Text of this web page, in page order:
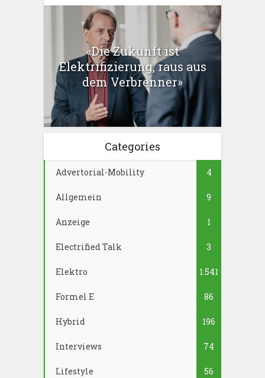
«Die Zukunft ist
Elektrifizierung, raus aus
dem Verbrenner»
Categories
Advertorial-Mobility 4
Allgemein 9
Anzeige 1
Electrified Talk 3
Elektro 1.541
Formel E 86
Hybrid 196
Interviews 74
Lifestyle 56